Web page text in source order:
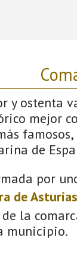
y ostenta
mejor
famosos,
de
por
de Asturias
la
municipio.